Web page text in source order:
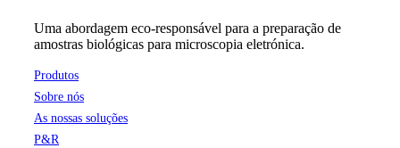
Uma abordagem eco-responsável para a preparação de
amostras biológicas para microscopia eletrónica.
Produtos
Sobre nós
As nossas soluções
P&R